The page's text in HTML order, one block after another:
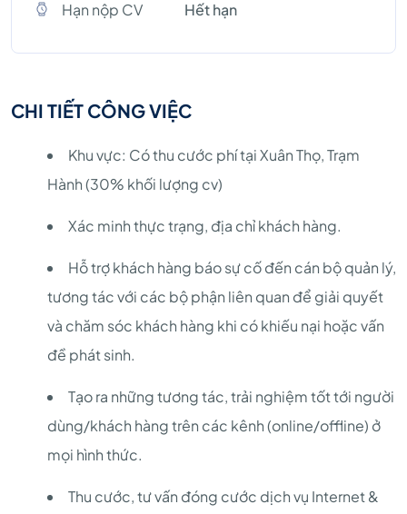
Hạn nộp CV Hết hạn
CHI TIẾT CÔNG VIỆC
Khu vực: Có thu cước phí tại Xuân Thọ, Trạm
Hành (30% khối lượng cv)
Xác minh thực trạng, địa chỉ khách hàng.
Hỗ trợ khách hàng báo sự cố đến cán bộ quản lý,
tương tác với các bộ phận liên quan để giải quyết
và chăm sóc khách hàng khi có khiếu nại hoặc vấn
đề phát sinh.
Tạo ra những tương tác, trải nghiệm tốt tới người
dùng/khách hàng trên các kênh (online/offline) ở
mọi hình thức.
Thu cước, tư vấn đóng cước dịch vụ Internet &